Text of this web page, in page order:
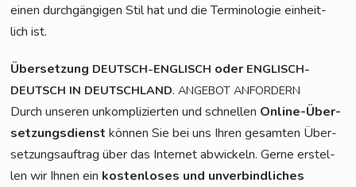
einen durch­gän­gi­gen Stil hat und die Ter­mi­no­lo­gie ein­heit­
lich ist.
Über­set­zung DEUTSCH-ENGLISCH oder ENGLISCH-
DEUTSCH IN DEUTSCHLAND.ANGEBOT ANFORDERN
Durch unse­ren unkom­pli­zier­ten und schnel­len Online-Über­
set­zungs­dienst kön­nen Sie bei uns Ihren gesam­ten Über­
set­zungs­auf­trag über das Inter­net abwi­ckeln. Ger­ne erstel­
len wir Ihnen ein kos­ten­lo­ses und unver­bind­li­ches